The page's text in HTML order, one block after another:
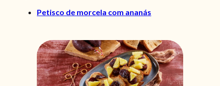
Petisco de morcela com ananás